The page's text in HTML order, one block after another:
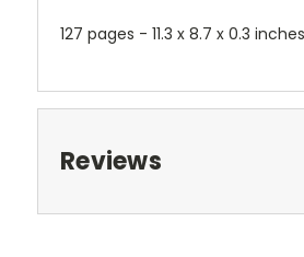
127 pages - 11.3 x 8.7 x 0.3 inches
Reviews